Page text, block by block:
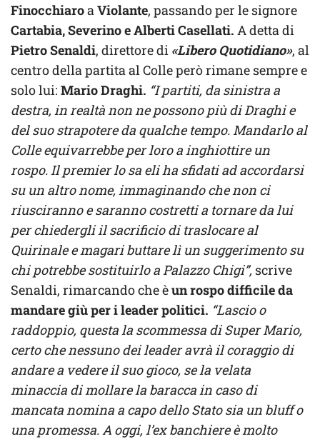
FinocchiaroaViolante, passando per le signore
Cartabia, Severino e Alberti Casellati. A detta di
Pietro Senaldi, direttore di «Libero Quotidiano», al
centro della partita al Colle però rimane sempre e
solo lui: Mario Draghi. “I partiti, da sinistra a
destra, in realtà non ne possono più di Draghi e
del suo strapotere da qualche tempo. Mandarlo al
Colle equivarrebbe per loro a inghiottire un
rospo. Il premier lo sa eli ha sfidati ad accordarsi
su un altro nome, immaginando che non ci
riusciranno e saranno costretti a tornare da lui
per chiedergli il sacrificio di traslocare al
Quirinale e magari buttare lì un suggerimento su
chi potrebbe sostituirlo a Palazzo Chigi”, scrive
Senaldi, rimarcando che èun rospo difficile da
mandare giù per i leader politici. “Lascio o
raddoppio, questa la scommessa di Super Mario,
certo che nessuno dei leader avrà il coraggio di
andare a vedere il suo gioco, se la velata
minaccia di mollare la baracca in caso di
mancata nomina a capo dello Stato sia un bluff o
una promessa. A oggi, l’ex banchiere è molto